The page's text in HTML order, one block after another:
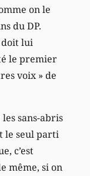
on le
du DP.
doit lui
le premier
voix » de
les sans-abris
le seul parti
c’est
même, si on